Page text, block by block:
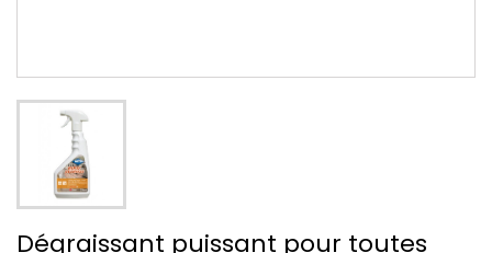
Dégraissant puissant pour toutes